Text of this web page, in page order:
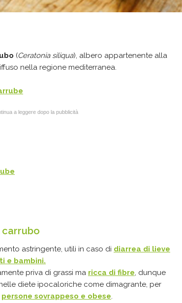
(Ceratonia siliqua), albero appartenente alla
nella regione mediterranea.
a leggere dopo la pubblicità
astringente, utili in caso di diarrea di lieve
e bambini.
priva di grassi ma ricca di fibre, dunque
diete ipocaloriche come dimagrante, per
persone sovrappeso e obese.